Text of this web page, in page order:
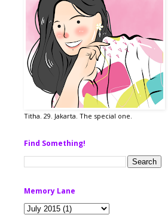
Titha. 29. Jakarta. The special one.
Find Something!
Memory Lane